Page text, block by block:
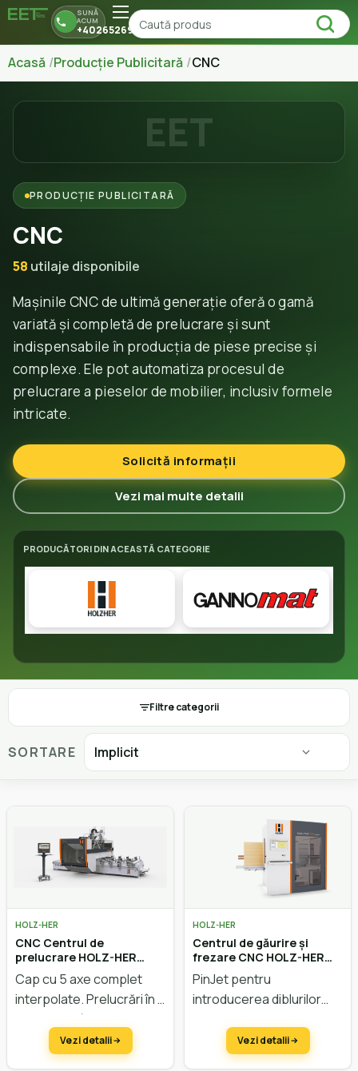
SUNĂ
ACUM
+40265269150
Acasă Producție Publicitară CNC
PRODUCȚIE PUBLICITARĂ
CNC
58 utilaje disponibile
Mașinile CNC de ultimă generație oferă o gamă
variată și completă de prelucrare și sunt
indispensabile în producția de piese precise și
complexe. Ele pot automatiza procesul de
prelucrare a pieselor de mobilier, inclusiv formele
intricate.
Solicită informații
Vezi mai multe detalii
EET
PRODUCĂTORI DIN ACEASTĂ CATEGORIE
Filtre categorii
SORTARE
HOLZ-HER
CNC Centrul de
prelucrare HOLZ-HER
EPICON 7335
Cap cu 5 axe complet
interpolate. Prelucrări în X
3680 mm până la 7280
mm, în Y până la 2100 mm,
în Z până la 565 mm.
Vezi detalii
HOLZ-HER
Centrul de găurire și
frezare CNC HOLZ-HER
Evolution 7405 PinJet
PinJet pentru
introducerea diblurilor
prelucrare completă și
sistem de fixare cu
Vezi detalii